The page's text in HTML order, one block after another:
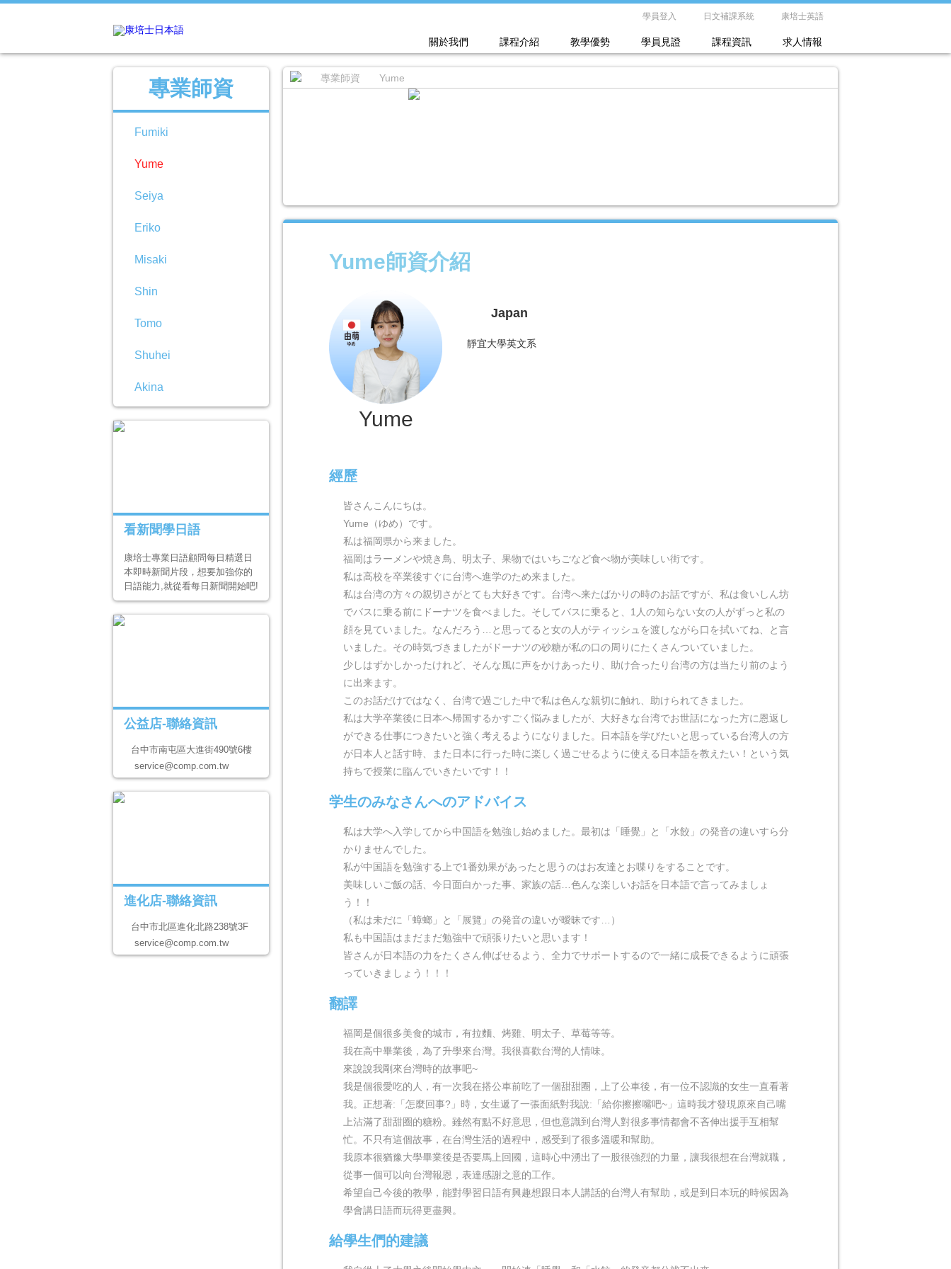
學員登入 日文補課系統 康培士英語
關於我們 課程介紹 教學優勢 學員見證 課程資訊 求人情報
專業師資
Fumiki
Yume
Seiya
Eriko
Misaki
Shin
Tomo
Shuhei
Akina
看新聞學日語
康培士專業日語顧問每日精選日
本即時新聞片段，想要加強你的
日語能力,就從看每日新聞開始吧!
公益店-聯絡資訊
台中市南屯區大進街490號6樓
service@comp.com.tw
進化店-聯絡資訊
台中市北區進化北路238號3F
service@comp.com.tw
專業師資 Yume
Yume師資介紹
Yume
Japan
靜宜大學英文系
經歷
皆さんこんにちは。
Yume（ゆめ）です。
私は福岡県から来ました。
福岡はラーメンや焼き鳥、明太子、果物ではいちごなど食べ物が美味しい街です。
私は高校を卒業後すぐに台湾へ進学のため来ました。
私は台湾の方々の親切さがとても大好きです。台湾へ来たばかりの時のお話ですが、私は食いしん坊
でバスに乗る前にドーナツを食べました。そしてバスに乗ると、1人の知らない女の人がずっと私の
顔を見ていました。なんだろう…と思ってると女の人がティッシュを渡しながら口を拭いてね、と言
いました。その時気づきましたがドーナツの砂糖が私の口の周りにたくさんついていました。
少しはずかしかったけれど、そんな風に声をかけあったり、助け合ったり台湾の方は当たり前のよう
に出来ます。
このお話だけではなく、台湾で過ごした中で私は色んな親切に触れ、助けられてきました。
私は大学卒業後に日本へ帰国するかすごく悩みましたが、大好きな台湾でお世話になった方に恩返し
ができる仕事につきたいと強く考えるようになりました。日本語を学びたいと思っている台湾人の方
が日本人と話す時、また日本に行った時に楽しく過ごせるように使える日本語を教えたい！という気
持ちで授業に臨んでいきたいです！！
学生のみなさんへのアドバイス
私は大学へ入学してから中国語を勉強し始めました。最初は「睡覺」と「水餃」の発音の違いすら分
かりませんでした。
私が中国語を勉強する上で1番効果があったと思うのはお友達とお喋りをすることです。
美味しいご飯の話、今日面白かった事、家族の話…色んな楽しいお話を日本語で言ってみましょ
う！！
（私は未だに「蟑螂」と「展覽」の発音の違いが曖昧です…）
私も中国語はまだまだ勉強中で頑張りたいと思います！
皆さんが日本語の力をたくさん伸ばせるよう、全力でサポートするので一緒に成長できるように頑張
っていきましょう！！！
翻譯
福岡是個很多美食的城市，有拉麵、烤雞、明太子、草莓等等。
我在高中畢業後，為了升學來台灣。我很喜歡台灣的人情味。
來說說我剛來台灣時的故事吧~
我是個很愛吃的人，有一次我在搭公車前吃了一個甜甜圈，上了公車後，有一位不認識的女生一直看著
我。正想著:「怎麼回事?」時，女生遞了一張面紙對我說:「給你擦擦嘴吧~」這時我才發現原來自己嘴
上沾滿了甜甜圈的糖粉。雖然有點不好意思，但也意識到台灣人對很多事情都會不吝伸出援手互相幫
忙。不只有這個故事，在台灣生活的過程中，感受到了很多溫暖和幫助。
我原本很猶豫大學畢業後是否要馬上回國，這時心中湧出了一股很強烈的力量，讓我很想在台灣就職，
從事一個可以向台灣報恩，表達感謝之意的工作。
希望自己今後的教學，能對學習日語有興趣想跟日本人講話的台灣人有幫助，或是到日本玩的時候因為
學會講日語而玩得更盡興。
給學生們的建議